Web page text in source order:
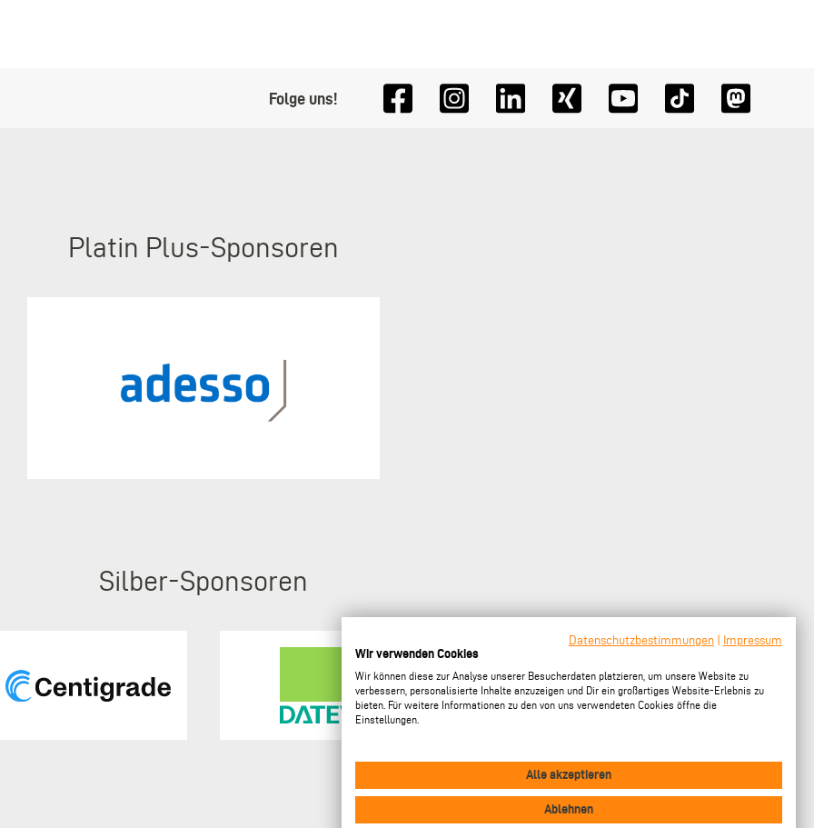
Folge uns!
Silber
Platin Plus
Datenschutzbestimmungen
Impressum
Wir verwenden Cookies
Wir können diese zur Analyse unserer Besucherdaten platzieren, um unsere Website zu
verbessern, personalisierte Inhalte anzuzeigen und Dir ein großartiges Website-Erlebnis zu
bieten. Für weitere Informationen zu den von uns verwendeten Cookies öffne die
Einstellungen.
Alle akzeptieren
Ablehnen